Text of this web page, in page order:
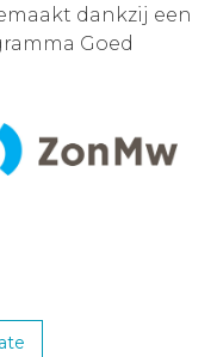
dankzij een
Goed